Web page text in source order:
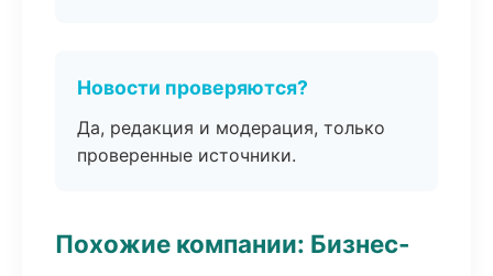
Новости проверяются?
Да, редакция и модерация, только
проверенные источники.
Похожие компании: Бизнес-